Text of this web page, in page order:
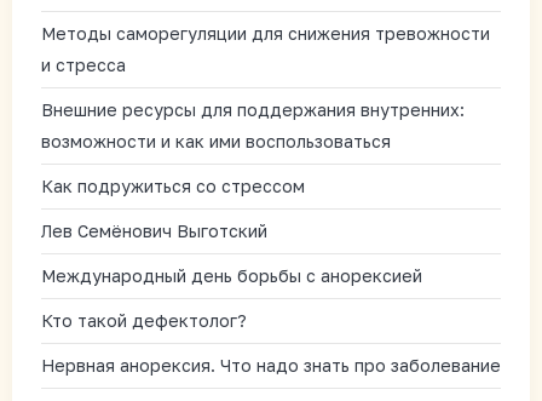
Методы саморегуляции для снижения тревожности
и стресса
Внешние ресурсы для поддержания внутренних:
возможности и как ими воспользоваться
Как подружиться со стрессом
Лев Семёнович Выготский
Международный день борьбы с анорексией
Кто такой дефектолог?
Нервная анорексия. Что надо знать про заболевание